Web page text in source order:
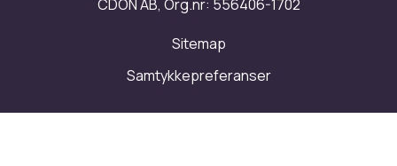
Tilgjengelighet
CDON AB, Org.nr: 556406-1702
Sitemap
Samtykkepreferanser